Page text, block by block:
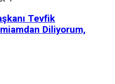
Tevfik
Diliyorum,